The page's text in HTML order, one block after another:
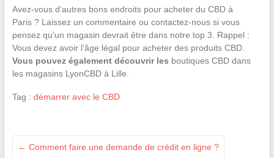
Avez-vous d’autres bons endroits pour acheter du CBD à
Paris ? Laissez un commentaire ou contactez-nous si vous
pensez qu’un magasin devrait être dans notre top 3. Rappel :
Vous devez avoir l’âge légal pour acheter des produits CBD.
Vous pouvez également découvrir les boutiques CBD dans
les magasins LyonCBD à Lille.
Tag : démarrer avec le CBD
← Comment faire une demande de crédit en ligne ?